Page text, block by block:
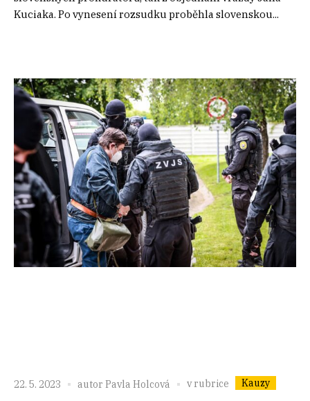
Kuciaka. Po vynesení rozsudku proběhla slovenskou...
22. 5. 2023 autor Pavla Holcová v rubrice Kauzy